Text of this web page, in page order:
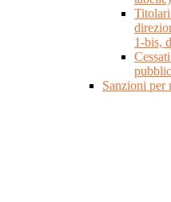
1-bis,
Sanzioni per